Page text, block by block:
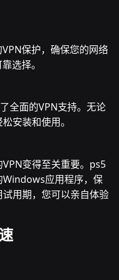
保护，确保您的网络
选择。
全面的VPN支持。无论
安装和使用。
变得至关重要。ps5
Windows应用程序，保
用期，您可以亲自体验